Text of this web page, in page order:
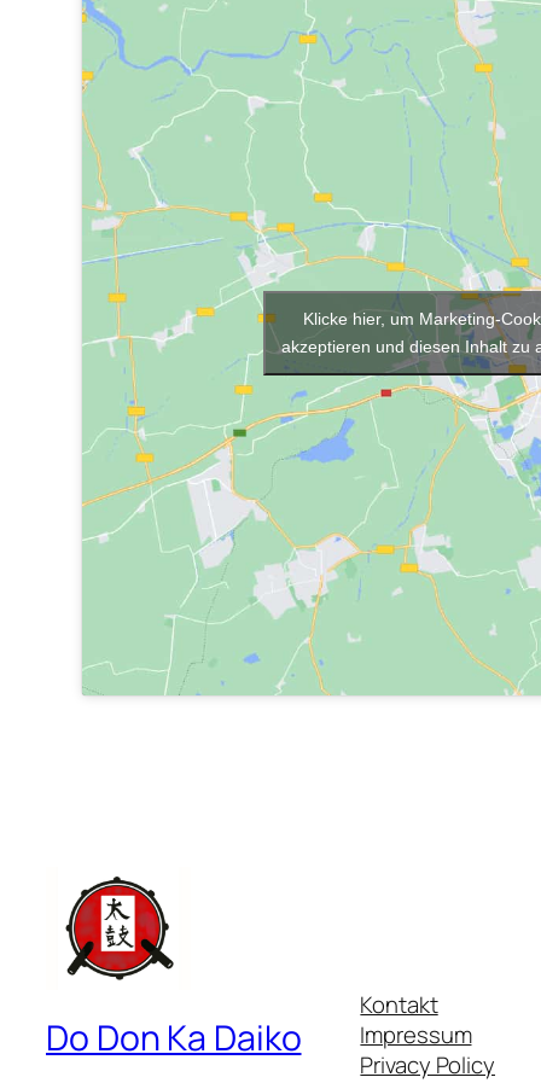
Klicke hier, um Marketing-
akzeptieren und diesen Inhalt zu
Do Don Ka Daiko
Kontakt
Impressum
Privacy Policy